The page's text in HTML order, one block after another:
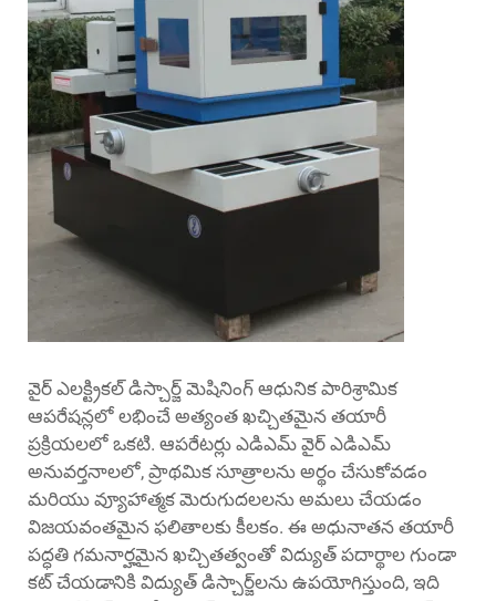
వైర్ ఎలక్ట్రికల్ డిస్చార్జ్ మెషినింగ్ ఆధునిక పారిశ్రామిక
ఆపరేషన్లలో లభించే అత్యంత ఖచ్చితమైన తయారీ
ప్రక్రియలలో ఒకటి. ఆపరేటర్లు ఎడిఎమ్ వైర్ ఎడిఎమ్
అనువర్తనాలలో, ప్రాథమిక సూత్రాలను అర్థం చేసుకోవడం
మరియు వ్యూహాత్మక మెరుగుదలలను అమలు చేయడం
విజయవంతమైన ఫలితాలకు కీలకం. ఈ అధునాతన తయారీ
పద్ధతి గమనార్హమైన ఖచ్చితత్వంతో విద్యుత్ పదార్థాల గుండా
కట్ చేయడానికి విద్యుత్ డిస్చార్జ్‌లను ఉపయోగిస్తుంది, ఇది